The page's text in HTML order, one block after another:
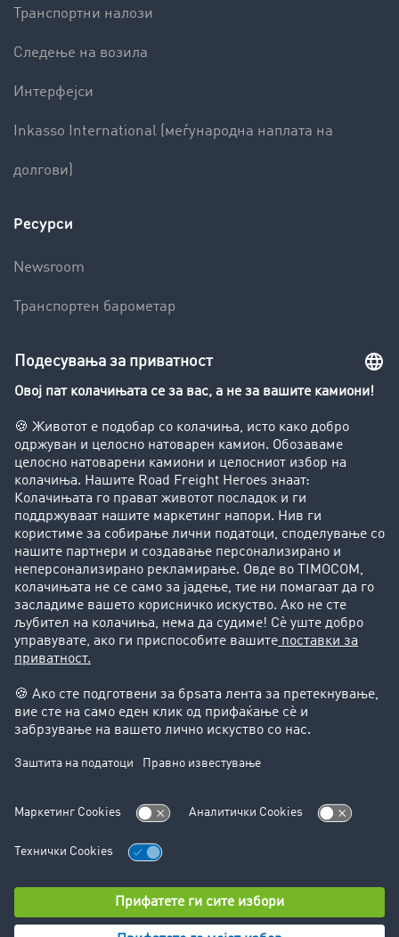
Транспортни налози
Следење на возила
Интерфејси
Inkasso International (меѓународна наплата на
долгови)
Ресурси
Newsroom
Транспортен барометар
Увид во транспортната берза
Забрани за возење на камиони
Фирма
Преку клиенти до нови клиенти
Успешни приказни
Поддршка
Поддршка
Правни прашања
Импресум
Општи услови на работење